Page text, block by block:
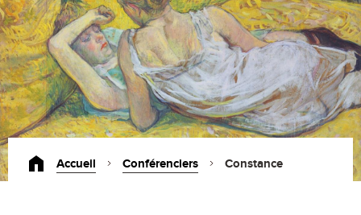
Accueil Conférenciers Constance